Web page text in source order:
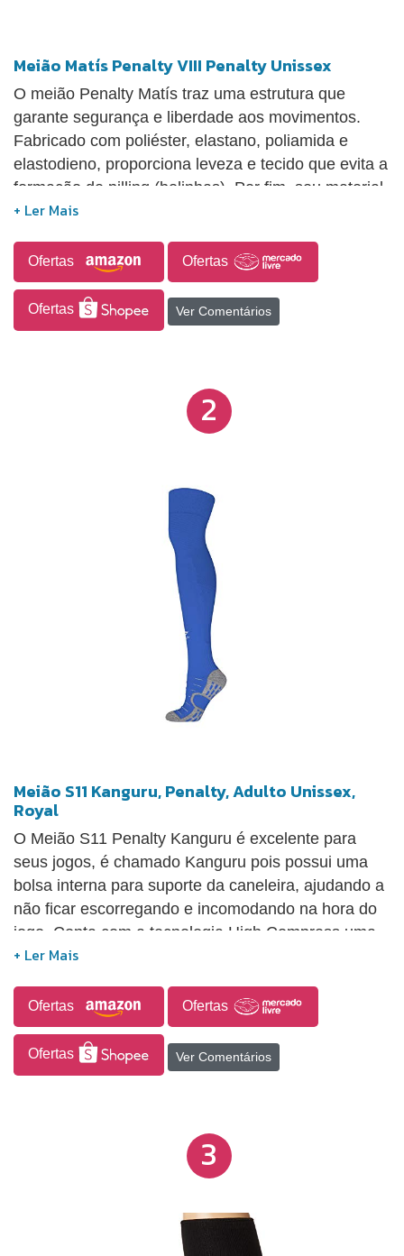
Meião Matís Penalty VIII Penalty Unissex
O meião Penalty Matís traz uma estrutura que
garante segurança e liberdade aos movimentos.
Fabricado com poliéster, elastano, poliamida e
elastodieno, proporciona leveza e tecido que evita a
formação de pilling (bolinhas). Por fim, seu material
também é um isolante térmico para o atleta e conta
proteção e pé totalmente atoalhado garantindo total
conforto.
Ofertas Ofertas
Ofertas Ver Comentários
2
Meião S11 Kanguru, Penalty, Adulto Unissex,
Royal
O Meião S11 Penalty Kanguru é excelente para
seus jogos, é chamado Kanguru pois possui uma
bolsa interna para suporte da caneleira, ajudando a
não ficar escorregando e incomodando na hora do
jogo. Conta com a tecnologia High Compress uma
compressão progressiva que evita o desgaste
garante mais amortecimento aos impactos, dando
leveza e conforto no caimento. Flot localizado no
tornozelo, são áreas de ventilação para controle
térmico.
Ofertas Ofertas
Ofertas Ver Comentários
3